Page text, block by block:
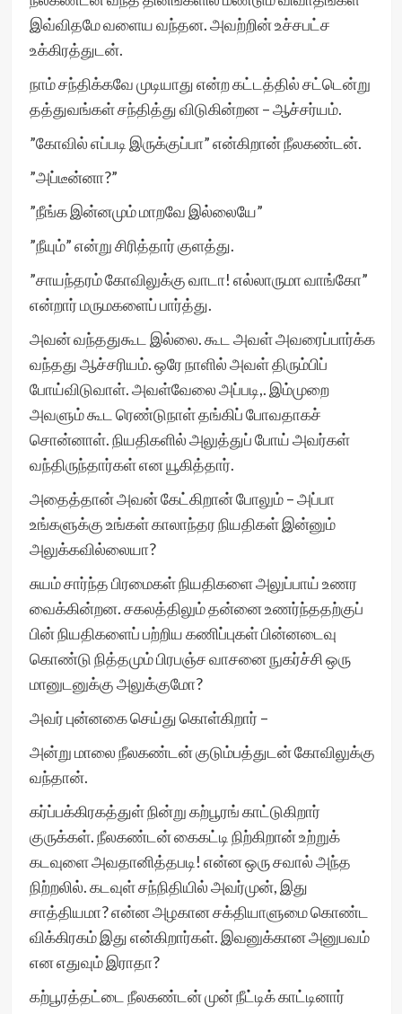
இவ்விதமே வளைய வந்தன. அவற்றின் உச்சபட்ச
உக்கிரத்துடன்.
நாம் சந்திக்கவே முடியாது என்ற கட்டத்தில் சட்டென்று
தத்துவங்கள் சந்தித்து விடுகின்றன – ஆச்சர்யம்.
”கோவில் எப்படி இருக்குப்பா” என்கிறான் நீலகண்டன்.
”அப்டீன்னா?”
”நீங்க இன்னமும் மாறவே இல்லையே”
”நீயும்” என்று சிரித்தார் குளத்து.
”சாயந்தரம் கோவிலுக்கு வாடா! எல்லாருமா வாங்கோ”
என்றார் மருமகளைப் பார்த்து.
அவன் வந்ததுகூட இல்லை. கூட அவள் அவரைப்பார்க்க
வந்தது ஆச்சரியம். ஒரே நாளில் அவள் திரும்பிப்
போய்விடுவாள். அவள்வேலை அப்படி,. இம்முறை
அவளும் கூட ரெண்டுநாள் தங்கிப் போவதாகச்
சொன்னாள். நியதிகளில் அலுத்துப் போய் அவர்கள்
வந்திருந்தார்கள் என யூகித்தார்.
அதைத்தான் அவன் கேட்கிறான் போலும் – அப்பா
உங்களுக்கு உங்கள் காலாந்தர நியதிகள் இன்னும்
அலுக்கவில்லையா?
சுயம் சார்ந்த பிரமைகள் நியதிகளை அலுப்பாய் உணர
வைக்கின்றன. சகலத்திலும் தன்னை உணர்ந்ததற்குப்
பின் நியதிகளைப் பற்றிய கணிப்புகள் பின்னடைவு
கொண்டு நித்தமும் பிரபஞ்ச வாசனை நுகர்ச்சி ஒரு
மானுடனுக்கு அலுக்குமோ?
அவர் புன்னகை செய்து கொள்கிறார் –
அன்று மாலை நீலகண்டன் குடும்பத்துடன் கோவிலுக்கு
வந்தான்.
கர்ப்பக்கிரகத்துள் நின்று கற்பூரங் காட்டுகிறார்
குருக்கள். நீலகண்டன் கைகட்டி நிற்கிறான் உற்றுக்
கடவுளை அவதானித்தபடி! என்ன ஒரு சவால் அந்த
நிற்றலில். கடவுள் சந்நிதியில் அவர்முன், இது
சாத்தியமா? என்ன அழகான சக்தியாளுமை கொண்ட
விக்கிரகம் இது என்கிறார்கள். இவனுக்கான அனுபவம்
என எதுவும் இராதா?
கற்பூரத்தட்டை நீலகண்டன் முன் நீட்டிக் காட்டினார்